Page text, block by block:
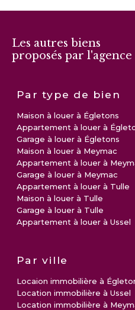
Les autres biens
proposés par l'agence
Par type de bien
Maison à louer à Égletons
Appartement à louer à
Garage à louer à Égletons
Maison à louer à Meymac
Appartement à louer à
Garage à louer à Meymac
Appartement à louer à Tulle
Maison à louer à Tulle
Garage à louer à Tulle
Appartement à louer à Ussel
Par ville
Locaion immobilière à
Location immobilière à Ussel
Location immobilière à